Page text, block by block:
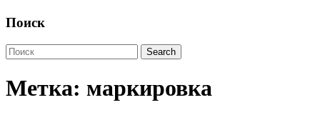
Поиск
Метка: маркировка